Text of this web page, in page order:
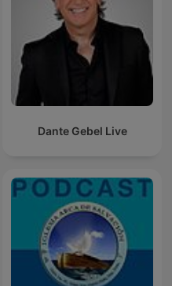
Dante Gebel Live